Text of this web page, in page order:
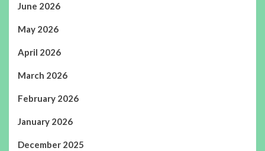
June 2026
May 2026
April 2026
March 2026
February 2026
January 2026
December 2025